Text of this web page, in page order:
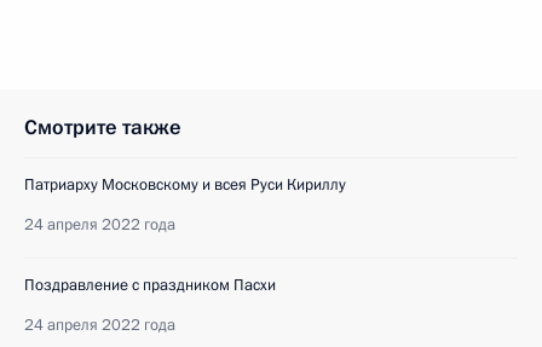
Смотрите также
Патриарху Московскому и всея Руси Кириллу
24 апреля 2022 года
Поздравление с праздником Пасхи
24 апреля 2022 года